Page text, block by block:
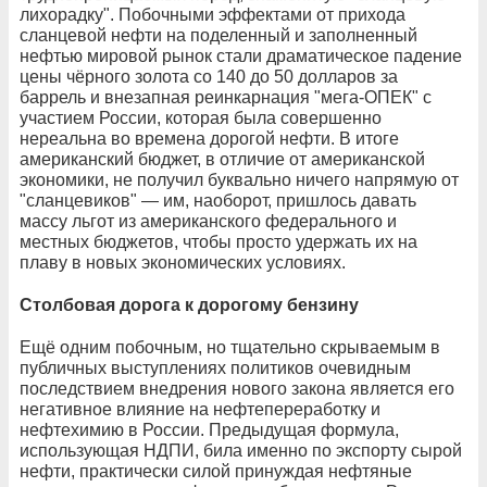
лихорадку". Побочными эффектами от прихода
сланцевой нефти на поделенный и заполненный
нефтью мировой рынок стали драматическое падение
цены чёрного золота со 140 до 50 долларов за
баррель и внезапная реинкарнация "мега-ОПЕК" с
участием России, которая была совершенно
нереальна во времена дорогой нефти. В итоге
американский бюджет, в отличие от американской
экономики, не получил буквально ничего напрямую от
"сланцевиков" — им, наоборот, пришлось давать
массу льгот из американского федерального и
местных бюджетов, чтобы просто удержать их на
плаву в новых экономических условиях.
Столбовая дорога к дорогому бензину
Ещё одним побочным, но тщательно скрываемым в
публичных выступлениях политиков очевидным
последствием внедрения нового закона является его
негативное влияние на нефтепереработку и
нефтехимию в России. Предыдущая формула,
использующая НДПИ, била именно по экспорту сырой
нефти, практически силой принуждая нефтяные